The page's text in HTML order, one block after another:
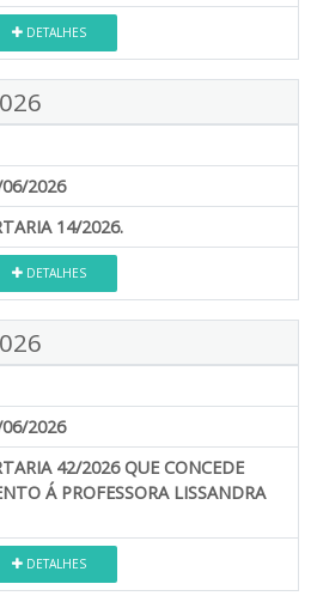
DETALHES
2026
14/2026.
DETALHES
2026
42/2026 QUE CONCEDE
Á PROFESSORA LISSANDRA
DETALHES